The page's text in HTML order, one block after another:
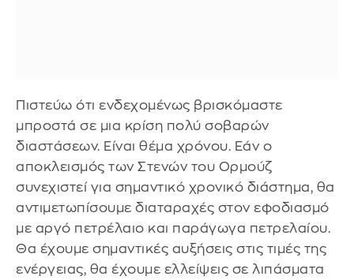
Πιστεύω ότι ενδεχομένως βρισκόμαστε
μπροστά σε μια κρίση πολύ σοβαρών
διαστάσεων. Είναι θέμα χρόνου. Εάν ο
αποκλεισμός των Στενών του Ορμούζ
συνεχιστεί για σημαντικό χρονικό διάστημα, θα
αντιμετωπίσουμε διαταραχές στον εφοδιασμό
με αργό πετρέλαιο και παράγωγα πετρελαίου.
Θα έχουμε σημαντικές αυξήσεις στις τιμές της
ενέργειας, θα έχουμε ελλείψεις σε λιπάσματα